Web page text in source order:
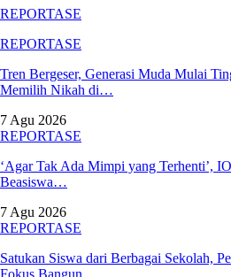
REPORTASE
REPORTASE
Tren Bergeser, Generasi Muda Mulai
Memilih Nikah di…
7 Agu 2026
REPORTASE
‘Agar Tak Ada Mimpi yang Terhenti’,
Beasiswa…
7 Agu 2026
REPORTASE
Satukan Siswa dari Berbagai Sekolah,
Fokus Bangun…